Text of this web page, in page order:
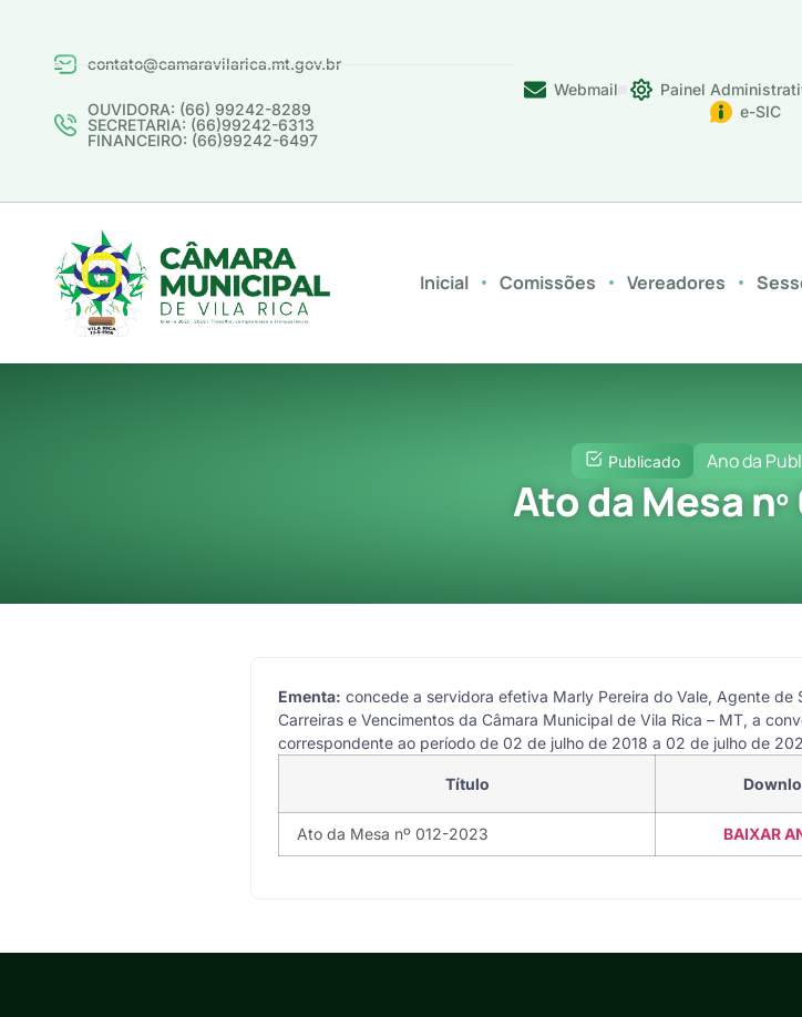
contato@camaravilarica.mt.gov.br
OUVIDORA: (66) 99242-8289
SECRETARIA: (66)99242-6313
FINANCEIRO: (66)99242-6497
Webmail Painel
e-SIC
Inicial Comissões Vereadores
Publicado Ano da
Ato da Mesa
Ementa: concede a servidora efetiva Marly Pereira do Vale, Agente de
Carreiras e Vencimentos da Câmara Municipal de Vila Rica – MT, a
correspondente ao período de 02 de julho de 2018 a 02 de julho de
Título
Ato da Mesa nº 012-2023 BAIXAR